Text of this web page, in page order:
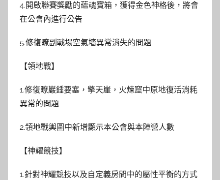
4.開啟聯賽獎勵的蘊魂寶箱，獲得金色神格後，將會
在公會內進行公告
5.修復瞭副戰場空氣墻異常消失的問題
【領地戰】
1.修復瞭巖錘要塞，擎天崖，火煉窟中原地復活消耗
異常的問題
2.領地戰輿圖中新增顯示本公會與本陣營人數
【神耀競技】
1.針對神耀競技以及自定義房間中的屬性平衡的方式